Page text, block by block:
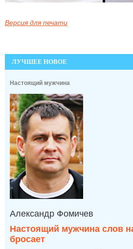
Версия для печати
ЛУЧШЕЕ НОВОЕ
Настоящий мужчина
Александр Фомичев
Настоящий мужчина слов
бросает